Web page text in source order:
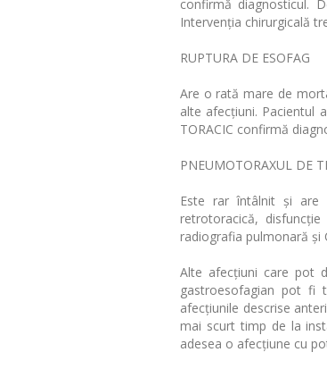
confirmă diagnosticul.
Intervenția chirurgicală
RUPTURA DE ESOFAG
Are o rată mare de
alte afecţiuni. Pacientul
TORACIC confirmă
PNEUMOTORAXUL DE
Este rar întâlnit și are
retrotoracică,
radiografia pulmonară și
Alte afecțiuni care pot
gastroesofagian pot fi
afecțiunile descrise
mai scurt timp de la
adesea o afecțiune cu